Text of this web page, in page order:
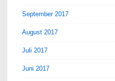
September 2017
August 2017
Juli 2017
Juni 2017